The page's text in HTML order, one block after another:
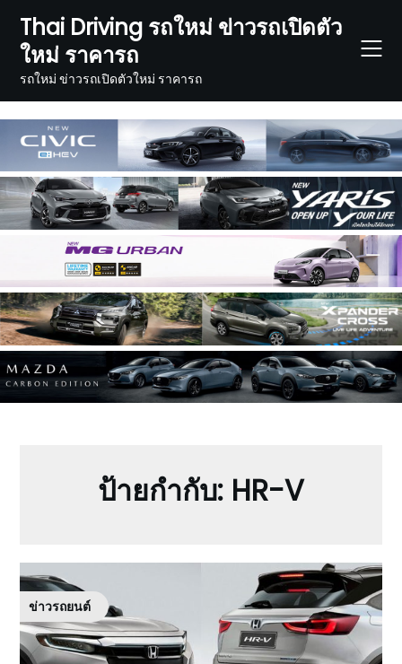
content
Thai Driving รถใหม่ ข่าวรถเปิดตัว
ใหม่ ราคารถ
รถใหม่ ข่าวรถเปิดตัวใหม่ ราคารถ
ป้ายกำกับ: HR-V
ข่าวรถยนต์